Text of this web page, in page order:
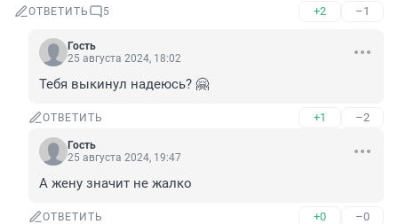
ОТВЕТИТЬ 5 +2 –1
Гость
25 августа 2024, 18:02
Тебя выкинул надеюсь? 🤗
ОТВЕТИТЬ +1 –2
Гость
25 августа 2024, 19:47
А жену значит не жалко
ОТВЕТИТЬ +0 –0